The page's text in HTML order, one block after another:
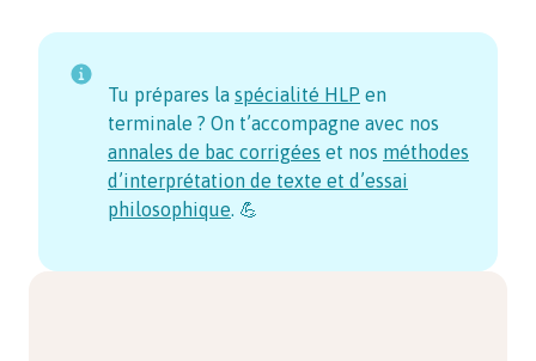
Tu prépares la spécialité HLP en
terminale ? On t’accompagne avec nos
annales de bac corrigées et nos méthodes
d’interprétation de texte et d’essai
philosophique. 💪